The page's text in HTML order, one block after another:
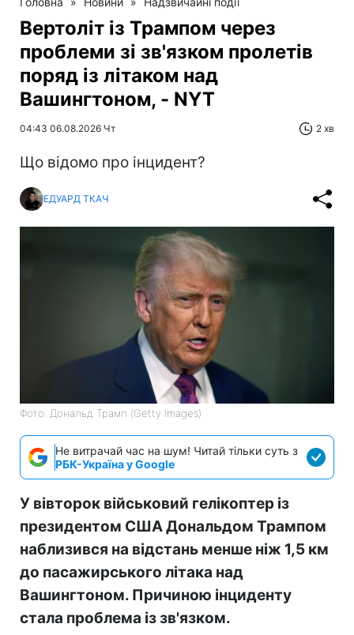
Вертоліт із Трампом через
проблеми зі зв'язком пролетів
поряд із літаком над
Вашингтоном, - NYT
04:43 06.08.2026 Чт 2 хв
Що відомо про інцидент?
ЕДУАРД ТКАЧ
Фото: Дональд Трамп (Getty Images)
Не витрачай час на шум! Читай тільки суть з
РБК-Україна у Google
У вівторок військовий гелікоптер із
президентом США Дональдом Трампом
наблизився на відстань менше ніж 1,5 км
до пасажирського літака над
Вашингтоном. Причиною інциденту
стала проблема із зв'язком.